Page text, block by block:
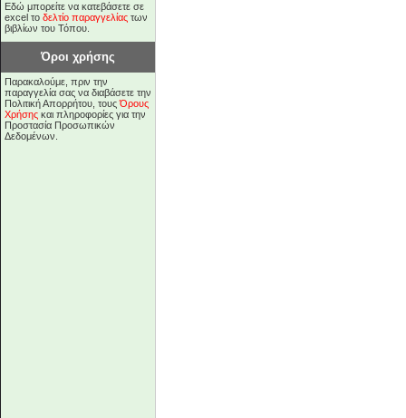
Εδώ μπορείτε να κατεβάσετε σε
excel το δελτίο παραγγελίας των
βιβλίων του Τόπου.
Όροι χρήσης
Παρακαλούμε, πριν την
παραγγελία σας να διαβάσετε την
Πολιτική Απορρήτου, τουςΌρους
Χρήσης και πληροφορίες για την
Προστασία Προσωπικών
Δεδομένων.